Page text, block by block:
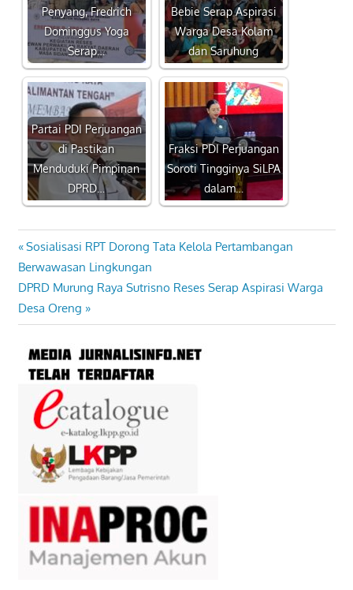
Penyang, Fredrich
Dominggus Yoga
Serap…
Bebie Serap Aspirasi
Warga Desa Kolam
dan Saruhung
Partai PDI Perjuangan
di Pastikan
Menduduki Pimpinan
DPRD…
Fraksi PDI Perjuangan
Soroti Tingginya SiLPA
dalam…
Navigasi
pos
Previous
Post:
Sosialisasi RPT Dorong Tata Kelola Pertambangan
Berwawasan Lingkungan
Next
Post:
DPRD Murung Raya Sutrisno Reses Serap Aspirasi Warga
Desa Oreng